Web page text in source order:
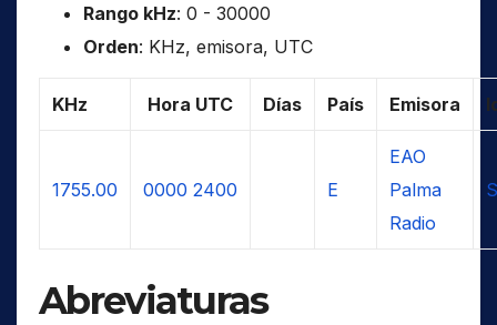
Rango kHz: 0 - 30000
Orden: KHz, emisora, UTC
KHz Hora UTC Días País Emisora
1755.00 0000 2400 E
EAO
Palma
Radio
Abreviaturas